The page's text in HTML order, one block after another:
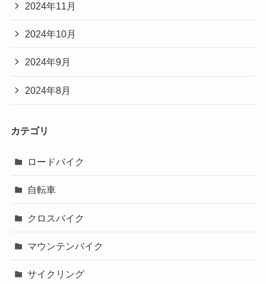
2024年11月
2024年10月
2024年9月
2024年8月
カテゴリ
ロードバイク
自転車
クロスバイク
マウンテンバイク
サイクリング